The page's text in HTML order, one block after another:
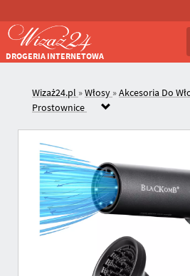
DROGERIA INTERNETOWA
Wizaż24.pl »Włosy »Akcesoria Do
Prostownice